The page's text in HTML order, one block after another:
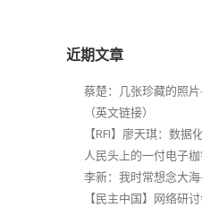
近期文章
蔡楚：几张珍藏的照
（英文链接）
【RFI】廖天琪：数
人民头上的一付电子
李新：我时常想念大
【民主中国】网络研